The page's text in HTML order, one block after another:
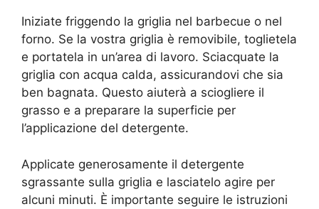
Iniziate friggendo la griglia nel barbecue o nel
forno. Se la vostra griglia è removibile, toglietela
e portatela in un’area di lavoro. Sciacquate la
griglia con acqua calda, assicurandovi che sia
ben bagnata. Questo aiuterà a sciogliere il
grasso e a preparare la superficie per
l’applicazione del detergente.
Applicate generosamente il detergente
sgrassante sulla griglia e lasciatelo agire per
alcuni minuti. È importante seguire le istruzioni